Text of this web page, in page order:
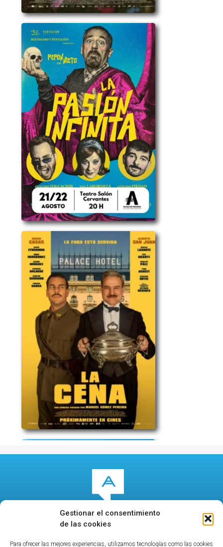
Gestionar el consentimiento
de las cookies
Para ofrecer las mejores experiencias, utilizamos tecnologías como las cookies